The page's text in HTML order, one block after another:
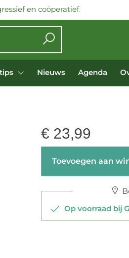
en coöperatief.
Nieuws Agenda
€ 23,99
Toevoegen aan
Op voorraad bij